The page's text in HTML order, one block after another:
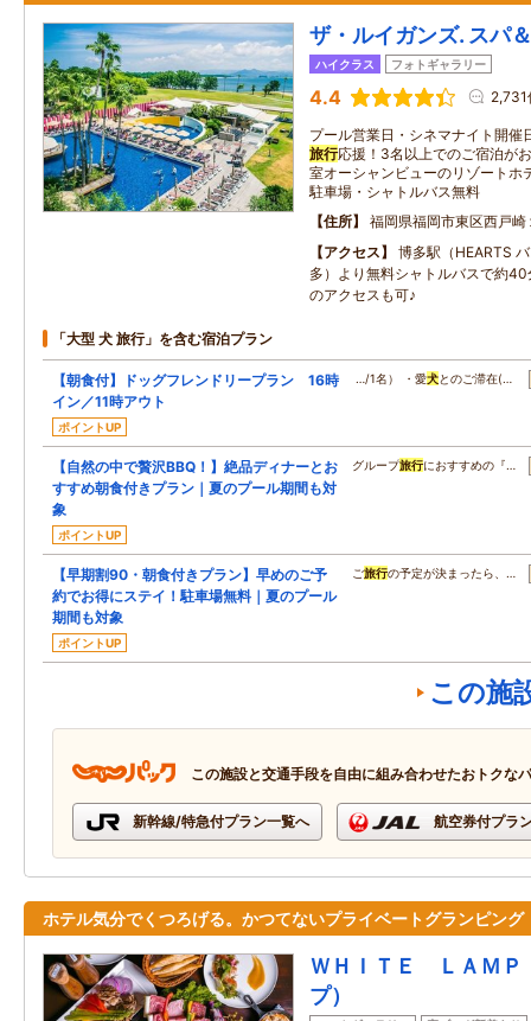
ザ・ルイガンズ. スパ
ハイクラス フォトギャラリー
4.4 2,731
プール営業日・シネマナイト開催
旅行応援！3名以上でのご宿泊が
室オーシャンビューのリゾートホ
駐車場・シャトルバス無料
住所
福岡県福岡市東区西戸崎
アクセス
博多駅（HEARTS
多）より無料シャトルバスで約
のアクセスも可♪
「大型 犬 旅行」を含む宿泊プラン
【朝食付】ドッグフレンドリープラン 16時
イン／11時アウト
ポイントUP
…/1名） ・愛犬とのご滞在(…
【自然の中で贅沢BBQ！】絶品ディナーとお
すすめ朝食付きプラン｜夏のプール期間も対
象
ポイントUP
グループ旅行におすすめの『…
【早期割90・朝食付きプラン】早めのご予
約でお得にステイ！駐車場無料｜夏のプール
期間も対象
ポイントUP
ご旅行の予定が決まったら、…
この施
この施設と交通手段を自由に組み合わせたおトクな
新幹線/特急付プラン一覧へ 航空券付プラ
ホテル気分でくつろげる。かつてないプライベートグランピング
ＷＨＩＴＥ ＬＡＭ
プ）